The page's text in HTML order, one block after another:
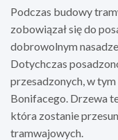
Podczas budowy
zobowiązał się do
dobrowolnym
Dotychczas
przesadzonych, w tym
Bonifacego. Drzewa
która zostanie
tramwajowych.